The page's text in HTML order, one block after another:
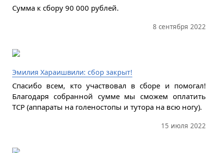
Сумма к сбору 90 000 рублей.
8 сентября 2022
Эмилия Хараишвили: сбор закрыт!
Спасибо всем, кто участвовал в сборе и помогал!
Благодаря собранной сумме мы сможем оплатить
ТСР (аппараты на голеностопы и тутора на всю ногу).
15 июля 2022